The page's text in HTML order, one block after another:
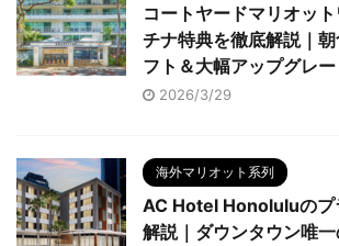
コートヤードマリオッ
チナ特典を徹底解説｜
フト＆大幅アップグレ
2026/3/29
海外マリオット系列
AC Hotel Honoluluのプ
解説｜ダウンタウン唯